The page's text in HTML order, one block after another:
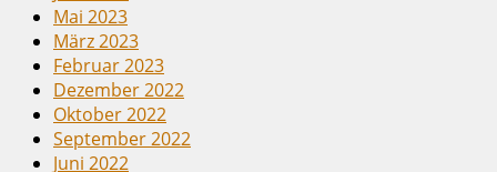
Mai 2023
März 2023
Februar 2023
Dezember 2022
Oktober 2022
September 2022
Juni 2022